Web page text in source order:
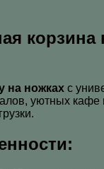
корзина
на ножках с
уютных кафе